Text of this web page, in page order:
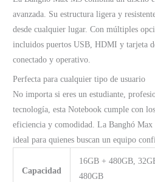
avanzada. Su estructura ligera y
desde cualquier lugar. Con múltiples
incluidos puertos USB, HDMI y tarjeta
conectado y operativo.
Perfecta para cualquier tipo de usuario
No importa si eres un estudiante,
tecnología, esta Notebook cumple con
eficiencia y comodidad. La Banghó
ideal para quienes buscan un equipo
Capacidad
16GB + 480GB,
480GB